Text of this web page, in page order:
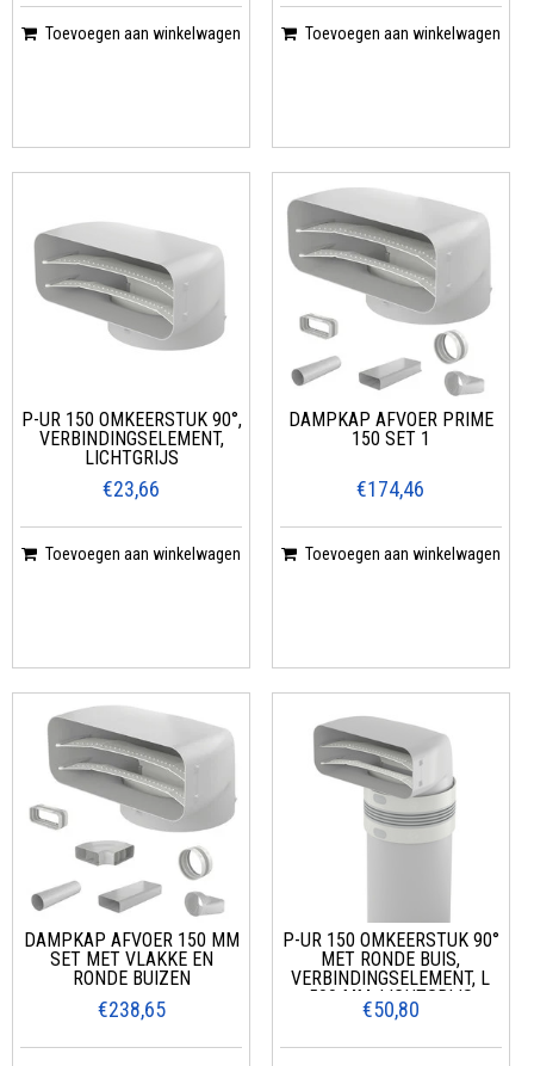
Toevoegen aan winkelwagen Toevoegen aan winkelwagen
P-UR 150 OMKEERSTUK 90°,
VERBINDINGSELEMENT,
LICHTGRIJS
€23,66
Toevoegen aan winkelwagen
DAMPKAP AFVOER PRIME
150 SET 1
€174,46
Toevoegen aan winkelwagen
DAMPKAP AFVOER 150 MM
SET MET VLAKKE EN
RONDE BUIZEN
€238,65
P-UR 150 OMKEERSTUK 90°
MET RONDE BUIS,
VERBINDINGSELEMENT, L
500 MM, LICHTGRIJS
€50,80